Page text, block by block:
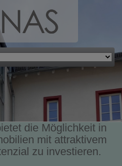
die Möglichkeit in
mit attraktivem
zu investieren.